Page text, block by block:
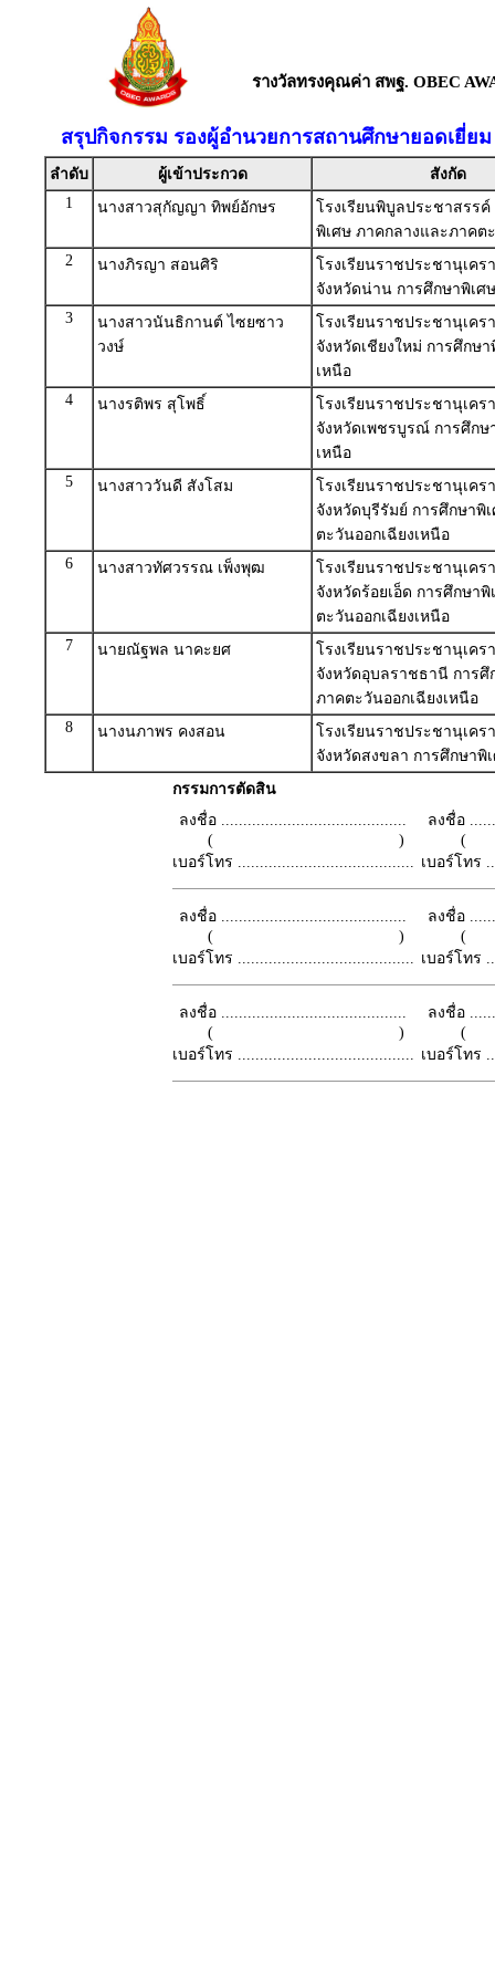
รางวัลทรงคุณค่า สพฐ. OBEC
สรุปกิจกรรม รองผู้อำนวยการสถานศึกษายอดเยี่ย
ลำดับ ผู้เข้าประกวด
สังกัด
1
นางสาวสุกัญญา ทิพย์อักษร
โรงเรียนพิบูลประชาสรรค์
พิเศษ ภาคกลางและภาคต
2
นางภิรญา สอนศิริ
โรงเรียนราชประชานุเคร
จังหวัดน่าน การศึกษาพิเศ
3
นางสาวนันธิกานต์ ไซยซาว
วงษ์
โรงเรียนราชประชานุเคร
จังหวัดเชียงใหม่ การศึกษ
เหนือ
4
นางรติพร สุโพธิ์
โรงเรียนราชประชานุเคร
จังหวัดเพชรบูรณ์ การศึกษ
เหนือ
5
นางสาววันดี สังโสม
โรงเรียนราชประชานุเคร
จังหวัดบุรีรัมย์ การศึกษาพิ
ตะวันออกเฉียงเหนือ
6
นางสาวทัศวรรณ เพ็งพุฒ
โรงเรียนราชประชานุเคร
จังหวัดร้อยเอ็ด การศึกษาพิ
ตะวันออกเฉียงเหนือ
7
นายณัฐพล นาคะยศ
โรงเรียนราชประชานุเคร
จังหวัดอุบลราชธานี การศึ
ภาคตะวันออกเฉียงเหนือ
8
นางนภาพร คงสอน
โรงเรียนราชประชานุเค
จังหวัดสงขลา การศึกษาพิ
กรรมการตัดสิน
ลงชื่อ ..........................................
( )
เบอร์โทร ........................................
ลงชื่อ
เบอร์โทร
ลงชื่อ ..........................................
( )
เบอร์โทร ........................................
ลงชื่อ
เบอร์โทร
ลงชื่อ ..........................................
( )
เบอร์โทร ........................................
ลงชื่อ
เบอร์โทร